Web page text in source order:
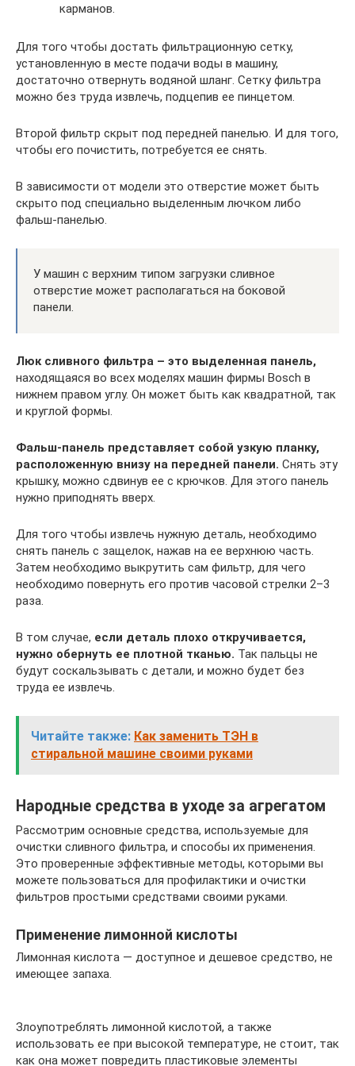
карманов.
Для того чтобы достать фильтрационную сетку,
установленную в месте подачи воды в машину,
достаточно отвернуть водяной шланг. Сетку фильтра
можно без труда извлечь, подцепив ее пинцетом.
Второй фильтр скрыт под передней панелью. И для того,
чтобы его почистить, потребуется ее снять.
В зависимости от модели это отверстие может быть
скрыто под специально выделенным лючком либо
фальш-панелью.
У машин с верхним типом загрузки сливное
отверстие может располагаться на боковой
панели.
Люк сливного фильтра – это выделенная панель,
находящаяся во всех моделях машин фирмы Bosch в
нижнем правом углу. Он может быть как квадратной, так
и круглой формы.
Фальш-панель представляет собой узкую планку,
расположенную внизу на передней панели. Снять эту
крышку, можно сдвинув ее с крючков. Для этого панель
нужно приподнять вверх.
Для того чтобы извлечь нужную деталь, необходимо
снять панель с защелок, нажав на ее верхнюю часть.
Затем необходимо выкрутить сам фильтр, для чего
необходимо повернуть его против часовой стрелки 2–3
раза.
В том случае, если деталь плохо откручивается,
нужно обернуть ее плотной тканью. Так пальцы не
будут соскальзывать с детали, и можно будет без
труда ее извлечь.
Читайте также: Как заменить ТЭН в
стиральной машине своими руками
Народные средства в уходе за агрегатом
Рассмотрим основные средства, используемые для
очистки сливного фильтра, и способы их применения.
Это проверенные эффективные методы, которыми вы
можете пользоваться для профилактики и очистки
фильтров простыми средствами своими руками.
Применение лимонной кислоты
Лимонная кислота — доступное и дешевое средство, не
имеющее запаха.
Злоупотреблять лимонной кислотой, а также
использовать ее при высокой температуре, не стоит, так
как она может повредить пластиковые элементы